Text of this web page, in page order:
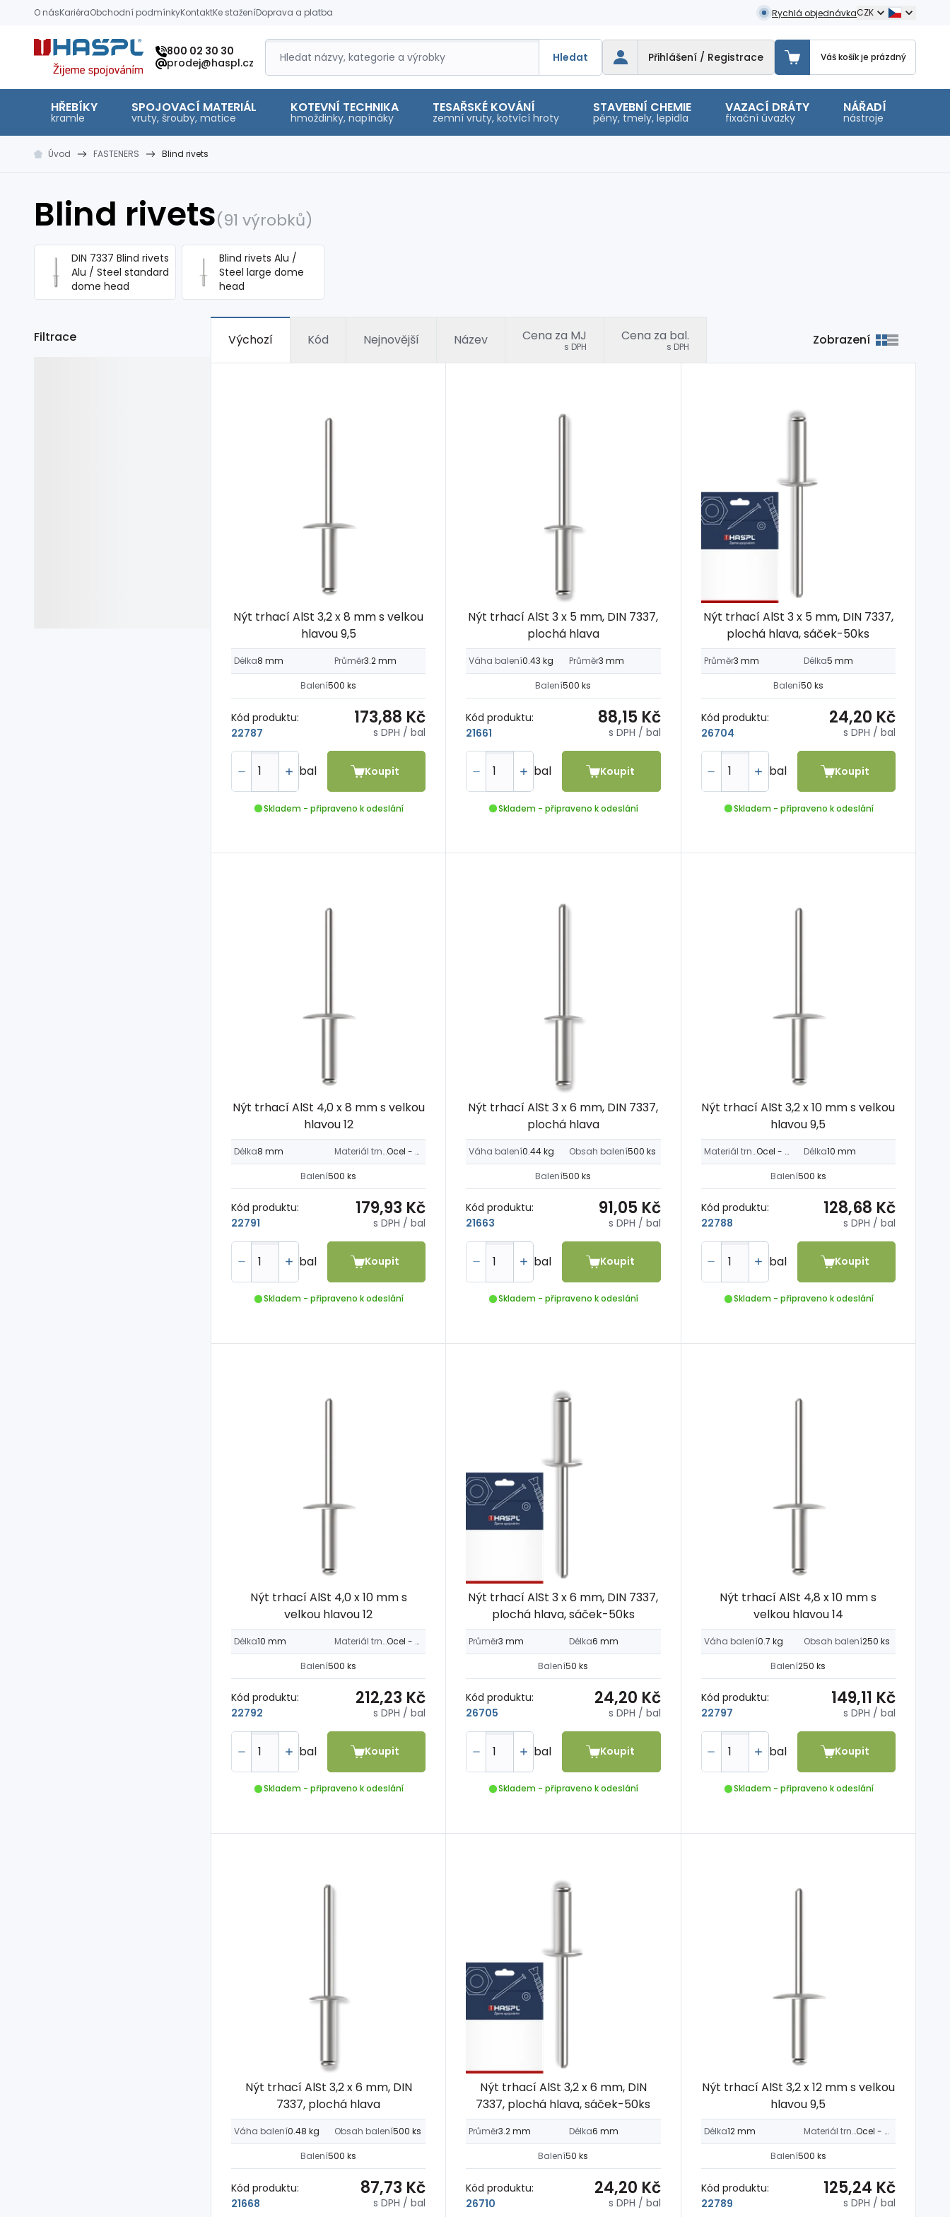
O násKariéraObchodní podmínkyKontaktKe staženíDoprava a platba Rychlá objednávkaCZK
Hašpl
800 02 30 30
prodej@haspl.cz
Hledat Přihlášení / Registrace Váš košík je prázdný
HŘEBÍKY
kramle
SPOJOVACÍ MATERIÁL
vruty, šrouby, matice
KOTEVNÍ TECHNIKA
hmoždinky, napínáky
TESAŘSKÉ KOVÁNÍ
zemní vruty, kotvící hroty
STAVEBNÍ CHEMIE
pěny, tmely, lepidla
VAZACÍ DRÁTY
fixační úvazky
NÁŘADÍ
nástroje
Úvod FASTENERS Blind rivets
Blind rivets(91 výrobků)
DIN 7337 Blind rivets
Alu / Steel standard
dome head
Blind rivets Alu /
Steel large dome
head
Filtrace Výchozí Kód Nejnovější Název Cena za MJ
s DPH
Cena za bal.
s DPH Zobrazení
Nýt trhací AlSt 3,2 x 8 mm s velkou
hlavou 9,5
Délka8 mm Průměr3.2 mm
Balení500 ks
Kód produktu:
22787
173,88 Kč
s DPH / bal
bal Koupit
Skladem - připraveno k odeslání
Nýt trhací AlSt 3 x 5 mm, DIN 7337,
plochá hlava
Váha balení0.43 kg Průměr3 mm
Balení500 ks
Kód produktu:
21661
88,15 Kč
s DPH / bal
bal Koupit
Skladem - připraveno k odeslání
Nýt trhací AlSt 3 x 5 mm, DIN 7337,
plochá hlava, sáček-50ks
Průměr3 mm Délka5 mm
Balení50 ks
Kód produktu:
26704
24,20 Kč
s DPH / bal
bal Koupit
Skladem - připraveno k odeslání
Nýt trhací AlSt 4,0 x 8 mm s velkou
hlavou 12
Délka8 mm Materiál trnu Ocel - Fe
Balení500 ks
Kód produktu:
22791
179,93 Kč
s DPH / bal
bal Koupit
Skladem - připraveno k odeslání
Nýt trhací AlSt 3 x 6 mm, DIN 7337,
plochá hlava
Váha balení0.44 kg Obsah balení500 ks
Balení500 ks
Kód produktu:
21663
91,05 Kč
s DPH / bal
bal Koupit
Skladem - připraveno k odeslání
Nýt trhací AlSt 3,2 x 10 mm s velkou
hlavou 9,5
Materiál trnu Ocel - Fe Délka10 mm
Balení500 ks
Kód produktu:
22788
128,68 Kč
s DPH / bal
bal Koupit
Skladem - připraveno k odeslání
Nýt trhací AlSt 4,0 x 10 mm s
velkou hlavou 12
Délka10 mm Materiál trnu Ocel - Fe
Balení500 ks
Kód produktu:
22792
212,23 Kč
s DPH / bal
bal Koupit
Skladem - připraveno k odeslání
Nýt trhací AlSt 3 x 6 mm, DIN 7337,
plochá hlava, sáček-50ks
Průměr3 mm Délka6 mm
Balení50 ks
Kód produktu:
26705
24,20 Kč
s DPH / bal
bal Koupit
Skladem - připraveno k odeslání
Nýt trhací AlSt 4,8 x 10 mm s
velkou hlavou 14
Váha balení0.7 kg Obsah balení250 ks
Balení250 ks
Kód produktu:
22797
149,11 Kč
s DPH / bal
bal Koupit
Skladem - připraveno k odeslání
Nýt trhací AlSt 3,2 x 6 mm, DIN
7337, plochá hlava
Váha balení0.48 kg Obsah balení500 ks
Balení500 ks
Kód produktu:
21668
87,73 Kč
s DPH / bal
Nýt trhací AlSt 3,2 x 6 mm, DIN
7337, plochá hlava, sáček-50ks
Průměr3.2 mm Délka6 mm
Balení50 ks
Kód produktu:
26710
24,20 Kč
s DPH / bal
Nýt trhací AlSt 3,2 x 12 mm s velkou
hlavou 9,5
Délka12 mm Materiál trnu Ocel - Fe
Balení500 ks
Kód produktu:
22789
125,24 Kč
s DPH / bal